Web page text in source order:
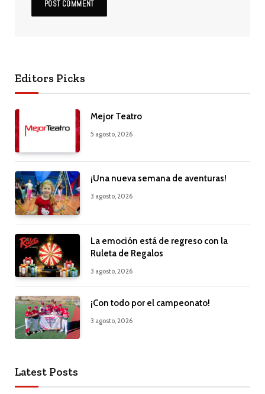
Editors Picks
Mejor Teatro
5 agosto, 2026
¡Una nueva semana de aventuras!
3 agosto, 2026
La emoción está de regreso con la
Ruleta de Regalos
3 agosto, 2026
¡Con todo por el campeonato!
3 agosto, 2026
Latest Posts